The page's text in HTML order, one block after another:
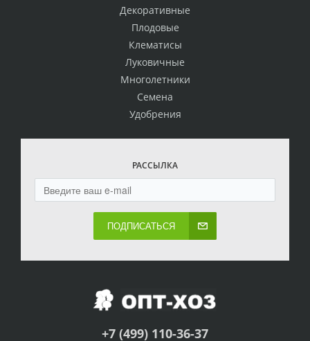
Декоративные
Плодовые
Клематисы
Луковичные
Многолетники
Семена
Удобрения
РАССЫЛКА
ПОДПИСАТЬСЯ
+7 (499) 110-36-37